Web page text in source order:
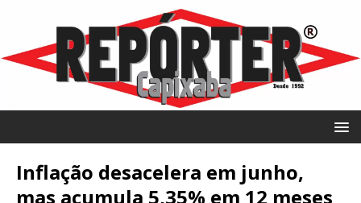
Inflação desacelera em junho,
mas acumula 5,35% em 12 meses